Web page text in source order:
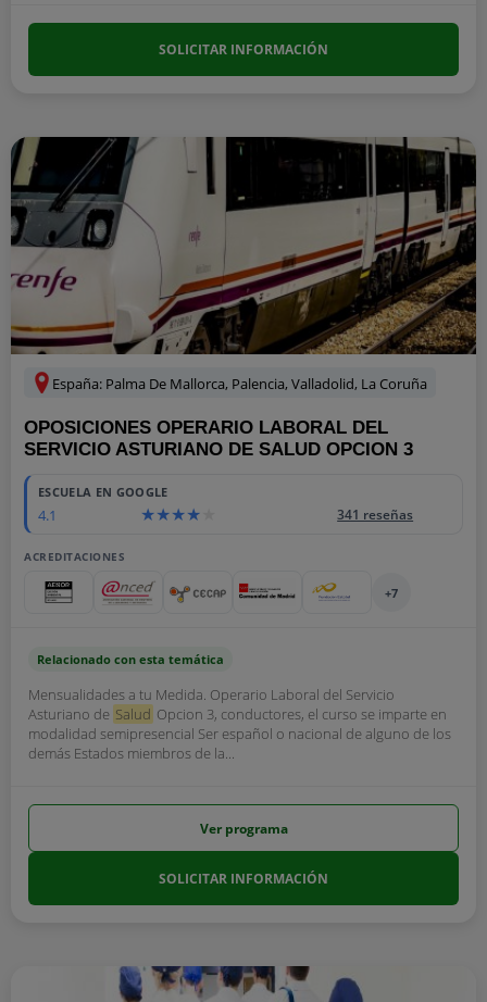
SOLICITAR INFORMACIÓN
España: Palma De Mallorca, Palencia, Valladolid, La Coruña
OPOSICIONES OPERARIO LABORAL DEL
SERVICIO ASTURIANO DE SALUD OPCION 3
ESCUELA EN GOOGLE
4.1 341 reseñas
ACREDITACIONES
+7
Relacionado con esta temática
Mensualidades a tu Medida. Operario Laboral del Servicio
Asturiano de Salud Opcion 3, conductores, el curso se imparte en
modalidad semipresencial Ser español o nacional de alguno de los
demás Estados miembros de la...
Ver programa
SOLICITAR INFORMACIÓN